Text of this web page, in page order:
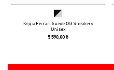
Кеды Ferrari Suede OG Sneakers
Unisex
5 590,00 ₴